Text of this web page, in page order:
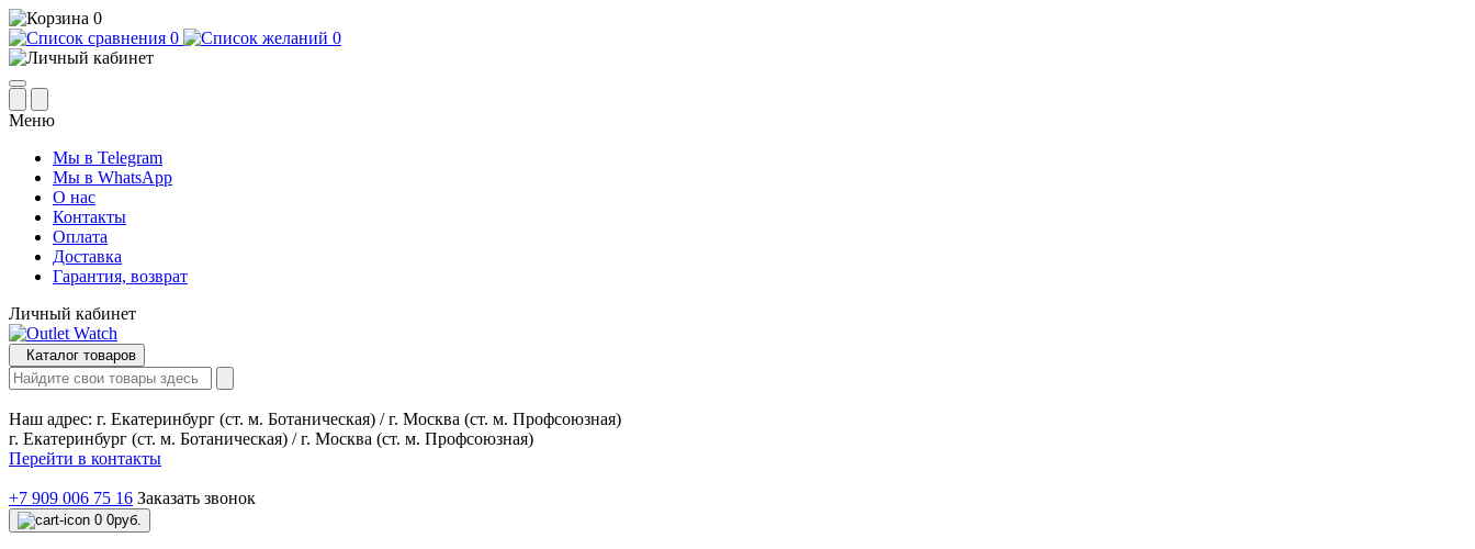
0
0
0
Меню
Мы в Telegram
Мы в WhatsApp
О нас
Контакты
Оплата
Доставка
Гарантия, возврат
Личный кабинет
Каталог товаров
Наш адрес: г. Екатеринбург (ст. м. Ботаническая) / г. Москва (ст. м. Профсоюзная)
г. Екатеринбург (ст. м. Ботаническая) / г. Москва (ст. м. Профсоюзная)
Перейти в контакты
+7 909 006 75 16 Заказать звонок
0 0руб.